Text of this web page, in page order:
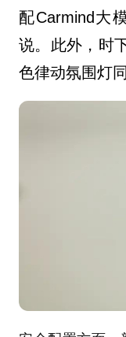
配Carmind大
说。此外，时
色律动氛围灯